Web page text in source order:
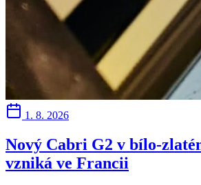
1. 8. 2026
Nový Cabri G2 v bílo-
vzniká ve Francii